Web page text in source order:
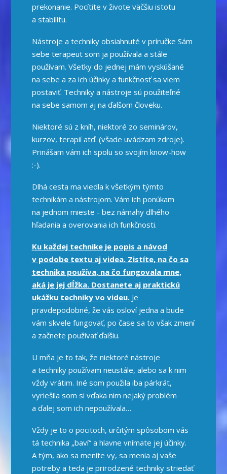
prekonanie. Pocítite v živote väčšiu istotu
a stabilitu.
Nástroje a techniky obsiahnuté v príručke Sám
sebe terapeut som ja používala a stále
používam. Všetky do jednej mám vyskúšané
na sebe a za ich účinky a funkčnosť sa viem
postaviť. Techniky a nástroje sú použiteľné
na sebe samom aj na ďalšom človeku.
Niektoré sú z kníh, niektoré zo seminárov,
kurzov, terapií atď. (všade uvádzam zdroje).
Prinášam vám ich spolu so svojím know-how
:-).
Dlhá cesta ma viedla k všetkým týmto
technikám a nástrojom. Vám ich ponúkam
na jednom mieste - bez námahy dlhého
hľadania a overovania ich funkčnosti.
Ku každej technike je popis a návod
v podobe textu aj videa. Zistíte, na čo sa
technika používa, na čo fungovala mne,
aká je jej dĺžka. Dostanete aj praktickú
ukážku techniky vo videu.Je
pravdepodobné, že vás osloví jedna a bude
vám skvele fungovať, po čase sa to však zmení
a začnete používať ďalšiu.
U mňa je to tak, že niektoré nástroje
a techniky používam neustále, alebo sa k nim
vždy vrátim. Iné som použila iba párkrát,
vyriešila som si vďaka nim nejaký problém
a ďalej som ich nepoužívala…
Vždy je to o pocitoch, určitým spôsobom vás
tá technika „baví“ a hlavne vnímate jej účinky.
A tým, ako sa meníte vy, sa menia aj vaše
potreby a teda je prirodzené techniky striedať